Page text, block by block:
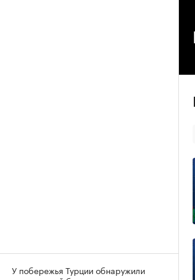
У побережья Турции обнаружили